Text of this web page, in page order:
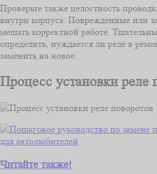
Проверьте также целостность
внутри корпуса. Поврежденные или
мешать корректной работе.
определить, нуждается ли реле в
заменить на новое.
Процесс установки реле
Читайте также!